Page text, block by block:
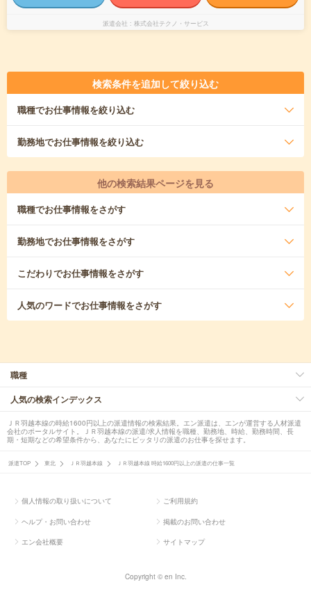
派遣会社 株式会社テクノ・サービス
検索条件を追加して絞り込む
職種でお仕事情報を絞り込む
勤務地でお仕事情報を絞り込む
他の検索結果ページを見る
職種でお仕事情報をさがす
勤務地でお仕事情報をさがす
こだわりでお仕事情報をさがす
人気のワードでお仕事情報をさがす
職種
人気の検索インデックス
ＪＲ羽越本線の時給1600円以上の派遣情報の検索結果。エン派遣は、エンが運営する人材派遣
会社のポータルサイト。ＪＲ羽越本線の派遣/求人情報を職種、勤務地、時給、勤務時間、長
期・短期などの希望条件から、あなたにピッタリの派遣のお仕事を探せます。
派遣TOP 東北 ＪＲ羽越本線 ＪＲ羽越本線 時給1600円以上の派遣の仕事一覧
個人情報の取り扱いについて ご利用規約
ヘルプ・お問い合わせ 掲載のお問い合わせ
エン会社概要 サイトマップ
Copyright © en Inc.